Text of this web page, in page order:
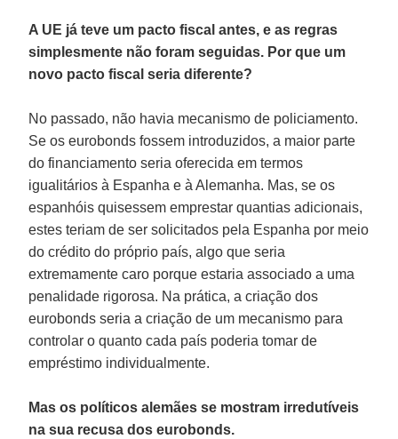
A UE já teve um pacto fiscal antes, e as regras
simplesmente não foram seguidas. Por que um
novo pacto fiscal seria diferente?
No passado, não havia mecanismo de policiamento.
Se os eurobonds fossem introduzidos, a maior parte
do financiamento seria oferecida em termos
igualitários à Espanha e à Alemanha. Mas, se os
espanhóis quisessem emprestar quantias adicionais,
estes teriam de ser solicitados pela Espanha por meio
do crédito do próprio país, algo que seria
extremamente caro porque estaria associado a uma
penalidade rigorosa. Na prática, a criação dos
eurobonds seria a criação de um mecanismo para
controlar o quanto cada país poderia tomar de
empréstimo individualmente.
Mas os políticos alemães se mostram irredutíveis
na sua recusa dos eurobonds.